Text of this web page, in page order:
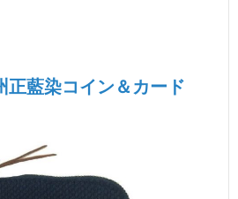
正藍染コイン＆カード